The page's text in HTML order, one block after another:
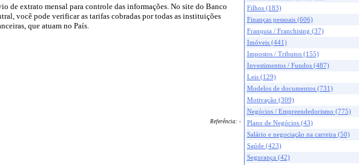
Filhos (183)
Finanças pessoais (606)
Franquia / Franchising (37)
Imóveis (441)
Impostos / Tributos (155)
Investimentos / Fundos (487)
Leis (129)
Modelos de documentos (731)
Motivação (309)
Negócios / Empreendedorismo (775)
Plano de Negócios (43)
Salário e negociação na carreira (50)
Saúde (423)
Segurança (42)
de extrato mensal para controle das informações. No site do Banco
você pode verificar as tarifas cobradas por todas as instituições
que atuam no País.
Referência: -